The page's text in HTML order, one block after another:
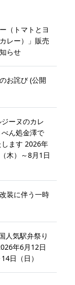
（トマトとヨ
レー）」販売
らせ
お詫び (公開
ーヌのカレ
ん処金澤で
ます 2026年
木）～8月1日
装に伴う一時
人気駅弁祭り
年6月12日
14日（日）